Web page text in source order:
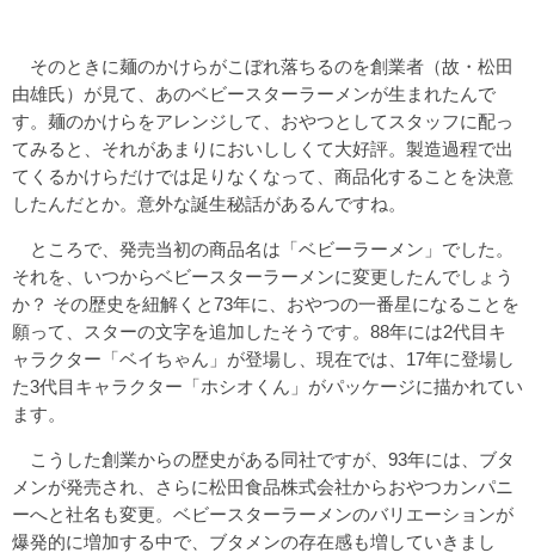
そのときに麺のかけらがこぼれ落ちるのを創業者（故・松田
由雄氏）が見て、あのベビースターラーメンが生まれたんで
す。麺のかけらをアレンジして、おやつとしてスタッフに配っ
てみると、それがあまりにおいししくて大好評。製造過程で出
てくるかけらだけでは足りなくなって、商品化することを決意
したんだとか。意外な誕生秘話があるんですね。
ところで、発売当初の商品名は「ベビーラーメン」でした。
それを、いつからベビースターラーメンに変更したんでしょう
か？ その歴史を紐解くと73年に、おやつの一番星になることを
願って、スターの文字を追加したそうです。88年には2代目キ
ャラクター「ベイちゃん」が登場し、現在では、17年に登場し
た3代目キャラクター「ホシオくん」がパッケージに描かれてい
ます。
こうした創業からの歴史がある同社ですが、93年には、ブタ
メンが発売され、さらに松田食品株式会社からおやつカンパニ
ーへと社名も変更。ベビースターラーメンのバリエーションが
爆発的に増加する中で、ブタメンの存在感も増していきまし